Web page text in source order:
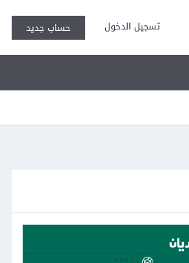
تسجيل الدخول حساب جديد